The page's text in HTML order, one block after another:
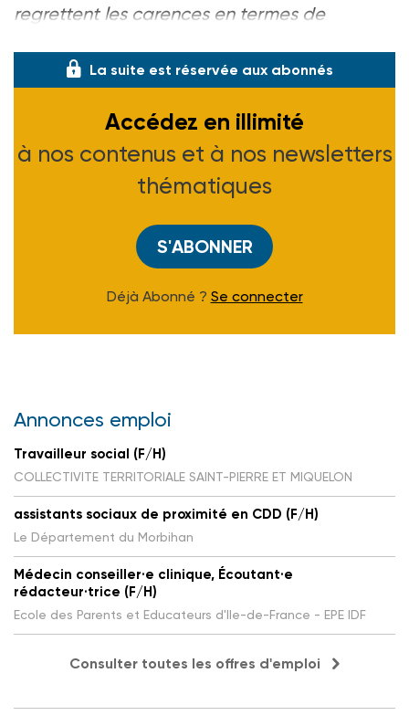
regrettent les carences en termes de
La suite est réservée aux abonnés
Accédez en illimité
à nos contenus et à nos newsletters
thématiques
S'ABONNER
Déjà Abonné ? Se connecter
Annonces emploi
Travailleur social (F/H)
COLLECTIVITE TERRITORIALE SAINT-PIERRE ET MIQUELON
assistants sociaux de proximité en CDD (F/H)
Le Département du Morbihan
Médecin conseiller·e clinique, Écoutant·e
rédacteur·trice (F/H)
Ecole des Parents et Educateurs d'Ile-de-France - EPE IDF
Consulter toutes les offres d'emploi